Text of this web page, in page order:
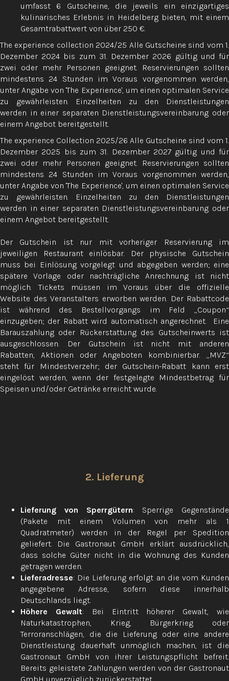
umfasst 6 Gutscheine, die jeweils ein einzigartiges
kulinarisches Erlebnis in Heidelberg bieten, mit einem
Gesamtrabattwert von über 250 €.
The experience collection 2024/25 Alle Gutscheine sind vom 1.
Dezember 2024 bis zum 31. Dezember 2026 gültig und für
zwei oder mehr Personen geeignet. Reservierungen sollten
mindestens 24 Stunden im Voraus vorgenommen werden,
unter Angabe von 'The Experience', um einen optimalen Service
zu gewährleisten. Einzelheiten zu den Dienstleistungen
werden in einer separaten Dienstleistungsvereinbarung oder
einem Angebot bereitgestellt.
The experience Collection 2025/26 Alle Gutscheine sind vom 1.
Dezember 2025 bis zum 31. Dezember 2027 gültig und für
zwei oder mehr Personen geeignet. Reservierungen sollten
mindestens 24 Stunden im Voraus vorgenommen werden,
unter Angabe von 'The Experience', um einen optimalen Service
zu gewährleisten. Einzelheiten zu den Dienstleistungen
werden in einer separaten Dienstleistungsvereinbarung oder
einem Angebot bereitgestellt.
Der Gutschein ist nur mit vorheriger Reservierung im
jeweiligen Restaurant einlösbar. Der physische Gutschein
muss bei Einlösung vorgelegt und abgegeben werden; eine
spätere Vorlage oder nachträgliche Anrechnung ist nicht
möglich. Tickets müssen im Voraus über die offizielle
Website des Veranstalters erworben werden. Der Rabattcode
ist während des Bestellvorgangs im Feld „Coupon“
einzugeben; der Rabatt wird automatisch angerechnet. Eine
Barauszahlung oder Rückerstattung des Gutscheinwerts ist
ausgeschlossen. Der Gutschein ist nicht mit anderen
Rabatten, Aktionen oder Angeboten kombinierbar. „MVZ“
steht für Mindestverzehr; der Gutschein-Rabatt kann erst
eingelöst werden, wenn der festgelegte Mindestbetrag für
Speisen und/oder Getränke erreicht wurde.
2. Lieferung
Lieferung von Sperrgütern: Sperrige Gegenstände
(Pakete mit einem Volumen von mehr als 1
Quadratmeter) werden in der Regel per Spedition
geliefert. Die Gastronaut GmbH erklärt ausdrücklich,
dass solche Güter nicht in die Wohnung des Kunden
getragen werden.
Lieferadresse: Die Lieferung erfolgt an die vom Kunden
angegebene Adresse, sofern diese innerhalb
Deutschlands liegt.
Höhere Gewalt: Bei Eintritt höherer Gewalt, wie
Naturkatastrophen, Krieg, Bürgerkrieg oder
Terroranschlägen, die die Lieferung oder eine andere
Dienstleistung dauerhaft unmöglich machen, ist die
Gastronaut GmbH von ihrer Leistungspflicht befreit.
Bereits geleistete Zahlungen werden von der Gastronaut